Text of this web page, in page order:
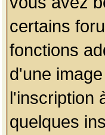
certains
fonctions
d'une
l'inscription
quelques